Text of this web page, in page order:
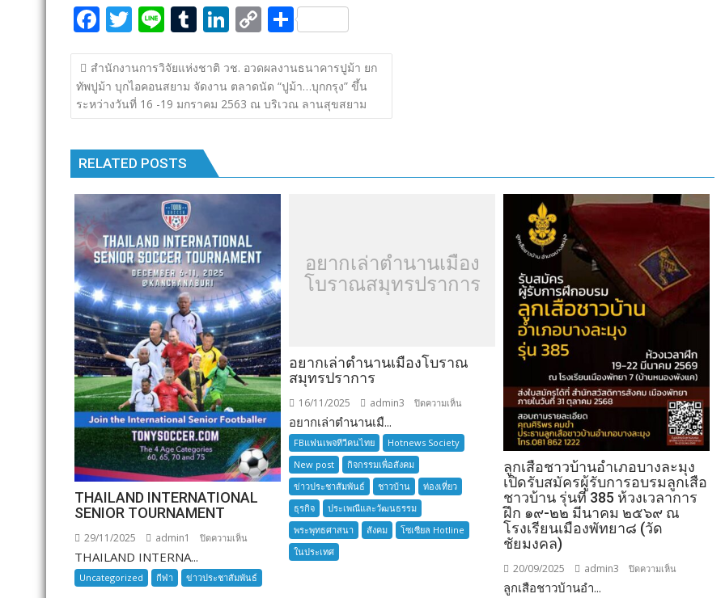
b
o
o
k
er bl
r
e
dI
n
y
Li
n
k
e
F
ac
e
b
o
o
k
T
w
itt
er
Li
n
e
T
u
m
bl
r
Li
n
k
e
dI
C
o
p
y
Li
k
S
h
ar
e
แนะแนว
เรื่อง
สํานักงานการวิจัยแห่งชาติ วช. อวดผลงานธนาคารปูม้า ยก
ทัพปูม้า บุกไอคอนสยาม จัดงาน ตลาดนัด “ปูม้า…บุกกรุง” ขึ้น
ระหว่างวันที่ 16 -19 มกราคม 2563 ณ บริเวณ ลานสุขสยาม
RELATED POSTS
THAILAND INTERNATIONAL
SENIOR TOURNAMENT
29/11/2025 admin1 ปิดความเห็น
INTERNATIONAL
SENIOR
THAILAND INTERNA...
Uncategorized กีฬา ข่าวประชาสัมพันธ์
อยากเล่าตำนานเมือง
โบราณสมุทรปราการ
อยากเล่าตำนานเมืองโบราณ
สมุทรปราการ
16/11/2025 admin3 ปิดความเห็น
เล่า
ตำนาน
โบราณ
สมุทรปราการ
อยากเล่าตำนานเมื...
FBแฟนเพจทีวีคนไทย
Hotnews Society
New post
กิจกรรมเพื่อสังคม
ข่าวประชาสัมพันธ์
ชาวบ้าน
ท่องเที่ยว
ธุรกิจ
ประเพณีและวัฒนธรรม
พระพุทธศาสนา
สังคม
โซเซียล Hotline
ในประเทศ
ลูกเสือชาวบ้านอำเภอบางละมุง
เปิดรับสมัครผู้รับการอบรมลูกเสือ
ชาวบ้าน รุ่นที่ 385 ห้วงเวลาการ
ฝึก ๑๙-๒๒ มีนาคม ๒๕๖๙ ณ
โรงเรียนเมืองพัทยา๘ (วัด
ชัยมงคล)
20/09/2025 admin3 ปิดความเห็น
ลูกเสือชาวบ้านอำ...